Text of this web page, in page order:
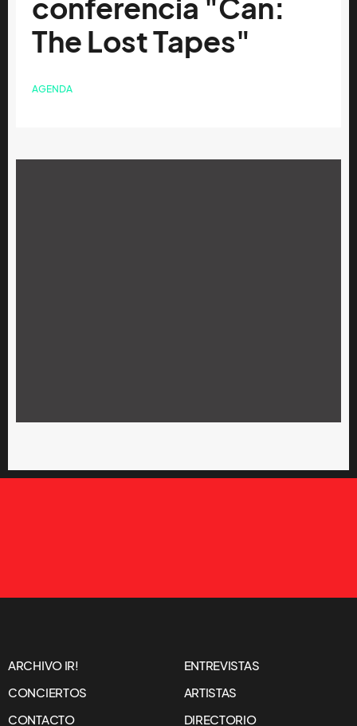
conferencia "Can:
The Lost Tapes"
AGENDA
ARCHIVO IR!
ENTREVISTAS
CONCIERTOS
ARTISTAS
CONTACTO
DIRECTORIO